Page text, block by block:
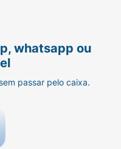
whatsapp ou
passar pelo caixa.